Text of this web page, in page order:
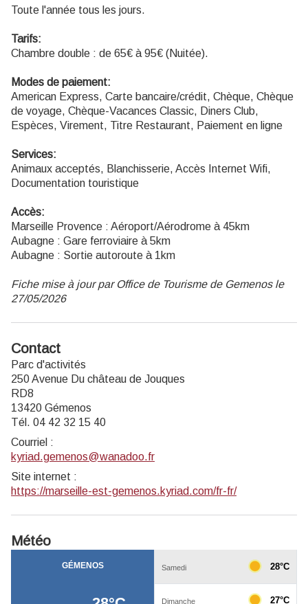
Toute l'année tous les jours.
Tarifs:
Chambre double : de 65€ à 95€ (Nuitée).
Modes de paiement:
American Express, Carte bancaire/crédit, Chèque, Chèque
de voyage, Chèque-Vacances Classic, Diners Club,
Espèces, Virement, Titre Restaurant, Paiement en ligne
Services:
Animaux acceptés, Blanchisserie, Accès Internet Wifi,
Documentation touristique
Accès:
Marseille Provence : Aéroport/Aérodrome à 45km
Aubagne : Gare ferroviaire à 5km
Aubagne : Sortie autoroute à 1km
Fiche mise à jour par Office de Tourisme de Gemenos le
27/05/2026
Contact
Parc d'activités
250 Avenue Du château de Jouques
RD8
13420 Gémenos
Tél. 04 42 32 15 40
Courriel :
kyriad.gemenos@wanadoo.fr
Site internet :
https://marseille-est-gemenos.kyriad.com/fr-fr/
Météo